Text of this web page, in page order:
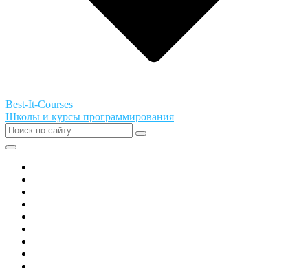
Best-It-Courses
Школы и курсы программирования